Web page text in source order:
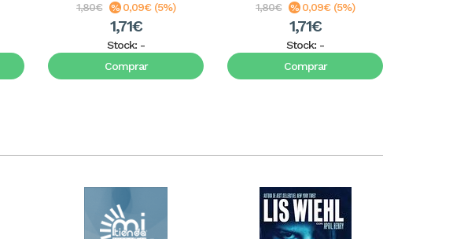
1,80€ 0,09€ (5%)
1,71€
Stock: -
Comprar
1,80€ 0,09€ (5%)
1,71€
Stock: -
Comprar